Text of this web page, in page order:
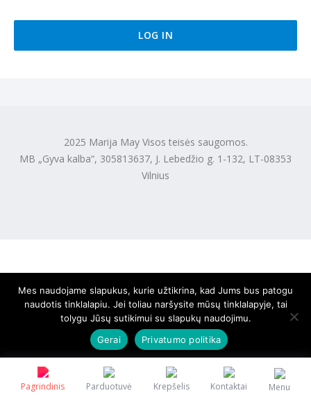
Pagrindinis Parduotuvė Krepšelis Kontaktai Menu
2025 Marija May Visos teisės saugomos.
MB „Gyva kalba“, 305813637, J. Lebedžio g. 1-132, LT-08353
Vilnius
Mes naudojame slapukus, kurie užtikrina, kad Jums bus patogu
naudotis tinklalapiu. Jei toliau naršysite mūsų tinklalapyje, tai
tolygu Jūsų sutikimui su slapukų naudojimu.
Gerai
Privatumo politika